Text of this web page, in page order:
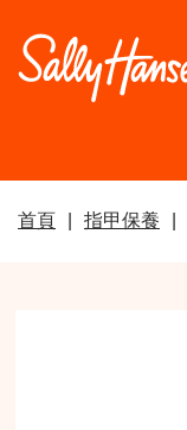
首頁 指甲保養